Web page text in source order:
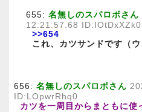
655: 名無しのスパロボさん
12:21:57.68 ID:IOtDxXZk0
>>654
これ、カツサンドです（
656: 名無しのスパロボさん
ID:LOpwrRhq0
カツを一周目からまともに使